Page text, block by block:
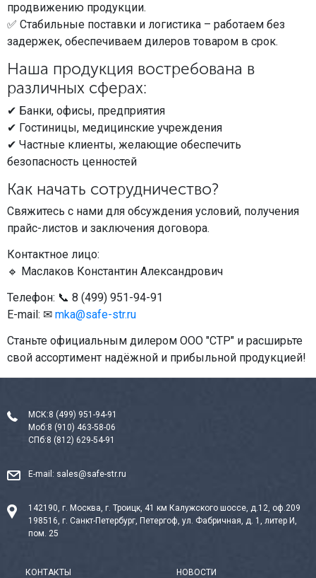
МЕБЕЛЬ ДЛЯ ДОМА
МЕБЕЛЬ ДЛЯ СТОЛОВЫХ
СТАЛЬНЫЕ ДВЕРИ
продвижению продукции.
✅ Стабильные поставки и логистика – работаем без
задержек, обеспечиваем дилеров товаром в срок.
Наша продукция востребована в
различных сферах:
✔ Банки, офисы, предприятия
✔ Гостиницы, медицинские учреждения
✔ Частные клиенты, желающие обеспечить
безопасность ценностей
Как начать сотрудничество?
Свяжитесь с нами для обсуждения условий, получения
прайс-листов и заключения договора.
Контактное лицо:
🔹 Маслаков Константин Александрович
Телефон: 📞 8 (499) 951-94-91
E-mail: ✉ mka@safe-str.ru
Станьте официальным дилером ООО "СТР" и расширьте
свой ассортимент надёжной и прибыльной продукцией!
МСК:8 (499) 951-94-91
Моб:8 (910) 463-58-06
СПб:8 (812) 629-54-91
E-mail: sales@safe-str.ru
142190, г. Москва, г. Троицк, 41 км Калужского шоссе, д.12, оф.209
198516, г. Санкт-Петербург, Петергоф, ул. Фабричная, д. 1, литер И,
пом. 25
КОНТАКТЫ НОВОСТИ